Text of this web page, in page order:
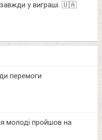
у виграші. 🇺🇦
перемоги
молоді пройшов на